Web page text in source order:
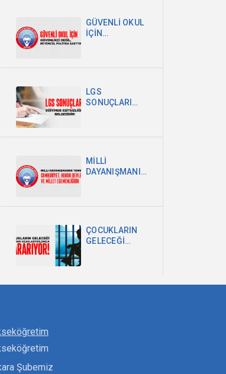
Dava Açtık
GÜVENLİ OKUL
İÇİN
ŞARTTIR
LGS
SONUÇLARI
MİLLİ
DAYANIŞMANIN
MİLLET
EGEMENLİĞİDİR
ÇOCUKLARIN
GELECEĞİ
Şubemiz